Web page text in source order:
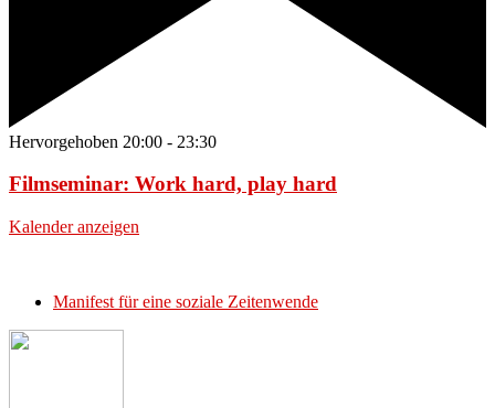
Hervorgehoben 20:00 - 23:30
Filmseminar: Work hard, play hard
Kalender anzeigen
Manifest für eine soziale Zeitenwende